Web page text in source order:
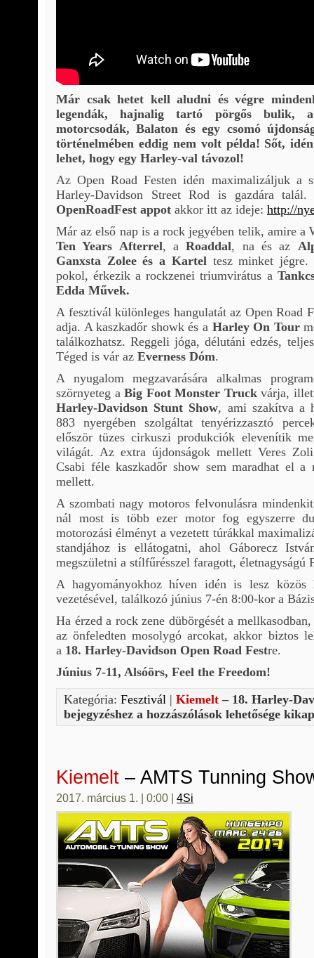
Már csak hetet kell aludni és végre
legendák, hajnalig tartó pörgős bulik,
motorcsodák, Balaton és egy csomó
történelmében eddig nem volt példa! Sőt,
lehet, hogy egy Harley-val távozol!
Az Open Road Festen idén maximalizáljuk a
Harley-Davidson Street Rod is gazdára
OpenRoadFest appot akkor itt az ideje: http://
Már az első nap is a rock jegyében telik, amire a
Ten Years Afterrel, aRoaddal, na és az
Ganxsta Zolee és a Kartel tesz minket jégre.
pokol, érkezik a rockzenei triumvirátus a
Edda Művek.
A fesztivál különleges hangulatát az Open Road
adja. A kaszkadőr showk és a Harley On Tour
találkozhatsz. Reggeli jóga, délutáni edzés,
Téged is vár az Everness Dóm.
A nyugalom megzavarására alkalmas
szörnyeteg a Big Foot Monster Truckvárja,
Harley-Davidson Stunt Show, ami szakítva a
883 nyergében szolgáltat tenyérizzasztó
először tüzes cirkuszi produkciók elevenítik
világát. Az extra újdonságok mellett Veres
Csabi féle kaszkadőr show sem maradhat el
mellett.
A szombati nagy motoros felvonulásra
nál most is több ezer motor fog egyszerre
motorozási élményt a vezetett túrákkal
standjához is ellátogatni, ahol Gáborecz
megszületni a stílfűrésszel faragott, életnagyságú
A hagyományokhoz híven idén is lesz közös
vezetésével, találkozó június 7-én 8:00-kor a
Ha érzed a rock zene dübörgését a
az önfeledten mosolygó arcokat, akkor biztos
a 18. Harley-Davidson Open Road Festre.
Június 7-11, Alsóörs, Feel the Freedom!
Kategória: Fesztivál | Kiemelt – 18. Harley-
bejegyzéshez a hozzászólások lehetősége
Kiemelt – AMTS Tunning
2017. március 1. | 0:00 | 4Si